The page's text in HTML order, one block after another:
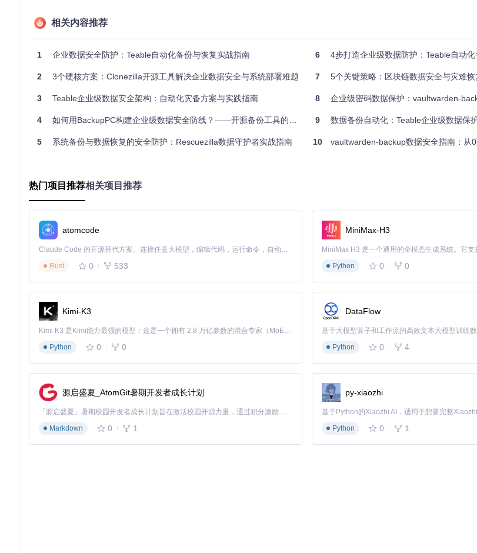
构建数据安全网：备份恢复解决方案
化解决方案。
备份系统的核心组件
数据备份引擎「导出服务」(apps/nestjs-backend/src/features/export/open-api/export-open-api.service.ts) 负责将数据以安
定时自动备份：根据预设计划执行
增量备份：仅备份变化数据，节省存储空间
全量恢复：恢复完整数据集
部分恢复：选择性恢复特定数据
图2：数据备份恢复流程展示了从数据导出到恢复的完整路径
根据数据重要性和访问频率，可设计多层次备份策略：
热备份：实时同步，用于核心业务数据
温备份：定时增量备份，用于日常运营数据
实践操作指南：从配置到恢复
将备份恢复系统从理论转化为实践，需要经过配置、测试和优化三个阶段。以下是详细操作路径：
阶段一：备份系统配置
确定备份范围
选择需要备份的数据集和表
相关内容推荐
1 企业数据安全防护：Teable自动化备份与恢复实战指南
2 3个硬核方案：Clonezilla开源工具解决企业数据安全与系统部署难题
3 Teable企业级数据安全架构：自动化灾备方案与实践指南
4 如何用BackupPC构建企业级数据安全防线？——开源备份工具的高效实践指南
5 系统备份与数据恢复的安全防护：Rescuezilla数据守护者实战指南
6 4步打造企业级数据防护：Teable自动
7 5个关键策略：区块链数据安全与灾难
8 企业级密码数据保护：vaultwarden-
9 数据备份自动化：Teable企业级数据保
10 vaultwarden-backup数据安全指南：从
热门项目推荐相关项目推荐
atomcode
Claude Code 的开源替代方案。连接任意大模型，编辑代码，运行命令，自动验证 — 全自动执行。用 Rust 构建，极致性能。 ｜ An open-source alternative to Claude Code. Connect any LLM, edit code, run commands, and verify changes — autonomously. Built in Rust for speed. Get Started
Rust
0 533
MiniMax-H3
Python
0 0
Kimi-K3
Kimi K3 是Kimi能力最强的模型：这是一个拥有 2.8 万亿参数的混合专家（MoE）模型，具备原生视觉理解能力，并支持 100 万 token 的上下文窗口。
Python
0 0
DataFlow
基于大模型算子和工作流的高效文本大模型训练
Python
0 4
源启盛夏_AtomGit暑期开发者成长计划
「源启盛夏」暑期校园开发者成长计划旨在激活校园开源力量，通过积分激励、认证扶持、资源倾斜等形式，引导高校组织和开发者完成「入驻 — 建项目 — 做贡献 — 获认证 — 得资源」的完整闭环。无论你是想带领社团入驻平台的组织者，还是希望用代码贡献证明自己的开发者，都能在这里找到属于你的成长路径。
Markdown
0 1
py-xiaozhi
Python
0 1